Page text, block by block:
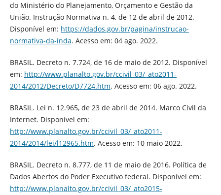
do Ministério do Planejamento, Orçamento e Gestão da
União. Instrução Normativa n. 4, de 12 de abril de 2012.
Disponível em: https://dados.gov.br/pagina/instrucao-
normativa-da-inda. Acesso em: 04 ago. 2022.
BRASIL. Decreto n. 7.724, de 16 de maio de 2012. Disponível
em: http://www.planalto.gov.br/ccivil_03/_ato2011-
2014/2012/Decreto/D7724.htm. Acesso em: 06 ago. 2022.
BRASIL. Lei n. 12.965, de 23 de abril de 2014. Marco Civil da
Internet. Disponível em:
http://www.planalto.gov.br/ccivil_03/_ato2011-
2014/2014/lei/l12965.htm. Acesso em: 10 maio 2022.
BRASIL. Decreto n. 8.777, de 11 de maio de 2016. Política de
Dados Abertos do Poder Executivo federal. Disponível em:
http://www.planalto.gov.br/ccivil_03/_ato2015-